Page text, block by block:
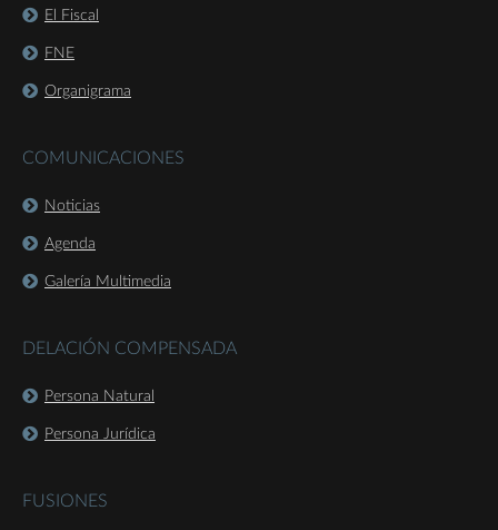
El Fiscal
FNE
Organigrama
COMUNICACIONES
Noticias
Agenda
Galería Multimedia
DELACIÓN COMPENSADA
Persona Natural
Persona Jurídica
FUSIONES